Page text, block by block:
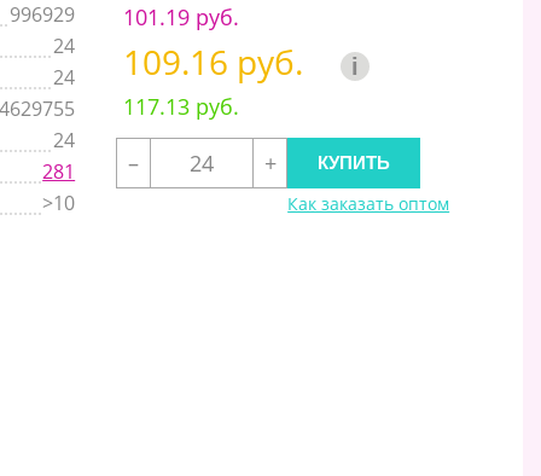
996929
24
24
24
281
>10
101.19 руб.
109.16 руб. i
117.13 руб.
–
+
Как заказать оптом